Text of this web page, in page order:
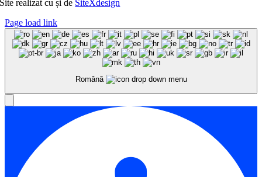
Site realizat cușide SiteXdesign
Page load link
Română